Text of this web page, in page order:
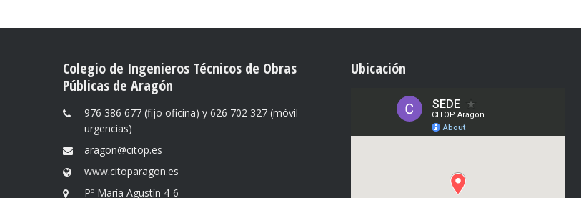
Colegio de Ingenieros Técnicos de Obras
Públicas de Aragón
976 386 677 (fijo oficina) y 626 702 327 (móvil
urgencias)
aragon@citop.es
www.citoparagon.es
Pº María Agustín 4-6
Ubicación